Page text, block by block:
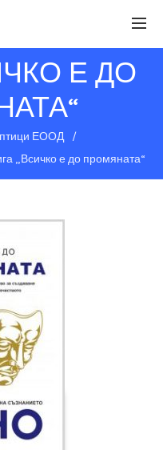
Е ДО
ЕООД
„Всичко е до промяната“